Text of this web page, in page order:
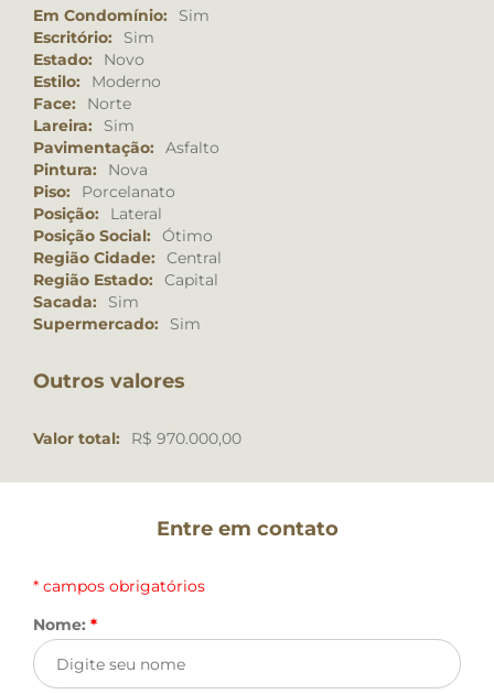
Em Condomínio:
Sim
Escritório:
Sim
Estado:
Novo
Estilo:
Moderno
Face:
Norte
Lareira:
Sim
Pavimentação:
Asfalto
Pintura:
Nova
Piso:
Porcelanato
Posição:
Lateral
Posição Social:
Ótimo
Região Cidade:
Central
Região Estado:
Capital
Sacada:
Sim
Supermercado:
Sim
Outros valores
Valor total: R$ 970.000,00
Entre em contato
* campos obrigatórios
Nome: *